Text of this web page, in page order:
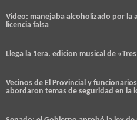
Video: manejaba alcoholizado por la
licencia falsa
Llega la 1era. edicion musical de
Vecinos de El Provincial y
abordaron temas de seguridad en la